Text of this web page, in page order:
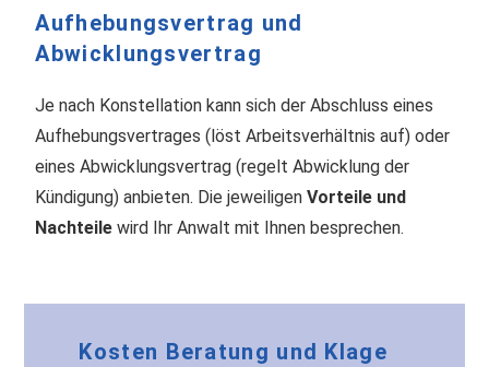
Aufhebungsvertrag und
Abwicklungsvertrag
Je nach Konstellation kann sich der Abschluss eines
Aufhebungsvertrages (löst Arbeitsverhältnis auf) oder
eines Abwicklungsvertrag (regelt Abwicklung der
Kündigung) anbieten. Die jeweiligenVorteile und
Nachteile wird Ihr Anwalt mit Ihnen besprechen.
Kosten Beratung und Klage